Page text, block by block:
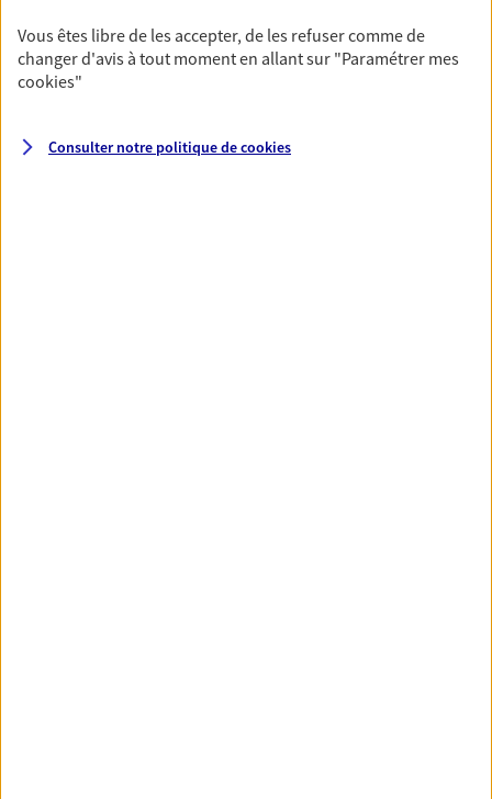
France
Vous êtes libre de les accepter, de les refuser comme de
changer d'avis à tout moment en allant sur "Paramétrer mes
cookies"
Consulter notre politique decookies